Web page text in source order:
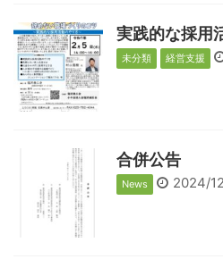
実践的な採用
未分類 経営支援
合併公告
News 2024/